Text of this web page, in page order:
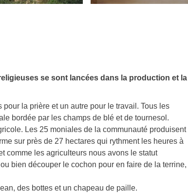
se sont lancées dans la production et la
la prière et un autre pour le travail. Tous les
bordée par les champs de blé et de tournesol.
Les 25 moniales de la communauté produisent
sur près de 27 hectares qui rythment les heures à
comme les agriculteurs nous avons le statut
bien découper le cochon pour en faire de la terrine,
des bottes et un chapeau de paille.